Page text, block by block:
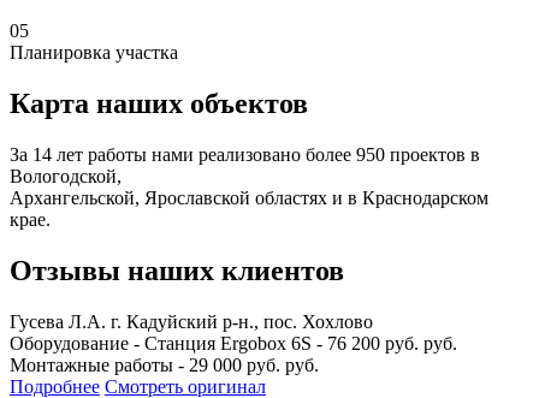
05
Планировка участка
Карта наших объектов
За 14 лет работы нами реализовано более 950 проектов в
Вологодской,
Архангельской, Ярославской областях и в Краснодарском
крае.
Отзывы наших клиентов
Гусева Л.А. г. Кадуйский р-н., пос. Хохлово
Оборудование - Станция Ergobox 6S - 76 200 руб. руб.
Монтажные работы - 29 000 руб. руб.
Подробнее Смотреть оригинал